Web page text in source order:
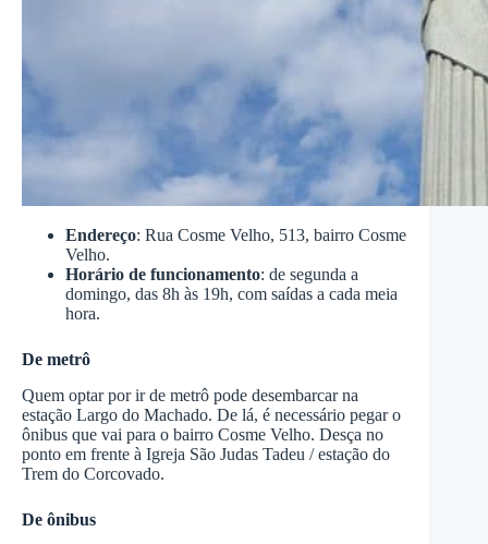
Endereço: Rua Cosme Velho, 513, bairro Cosme
Velho.
Horário de funcionamento: de segunda a
domingo, das 8h às 19h, com saídas a cada meia
hora.
De metrô
Quem optar por ir de metrô pode desembarcar na
estação Largo do Machado. De lá, é necessário pegar o
ônibus que vai para o bairro Cosme Velho. Desça no
ponto em frente à Igreja São Judas Tadeu / estação do
Trem do Corcovado.
De ônibus